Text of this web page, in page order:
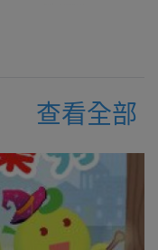
查看全部